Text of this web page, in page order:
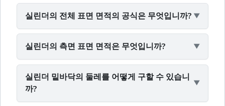
실린더의 전체 표면 면적의 공식은 무엇입니까?
실린더의 측면 표면 면적은 무엇입니까?
실린더 밑바닥의 둘레를 어떻게 구할 수 있습니
까?